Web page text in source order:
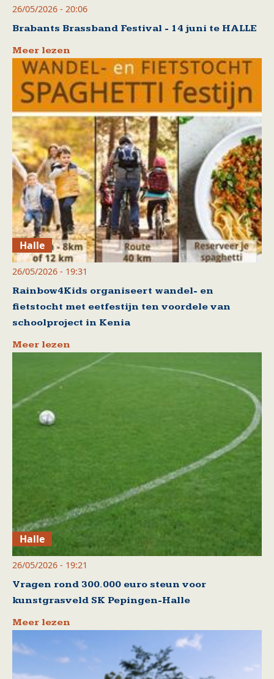
26/05/2026 - 20:06
Brabants Brassband Festival - 14 juni te HALLE
Meer lezen
Halle
26/05/2026 - 19:31
Rainbow4Kids organiseert wandel- en
fietstocht met eetfestijn ten voordele van
schoolproject in Kenia
Meer lezen
Halle
26/05/2026 - 19:21
Vragen rond 300.000 euro steun voor
kunstgrasveld SK Pepingen-Halle
Meer lezen